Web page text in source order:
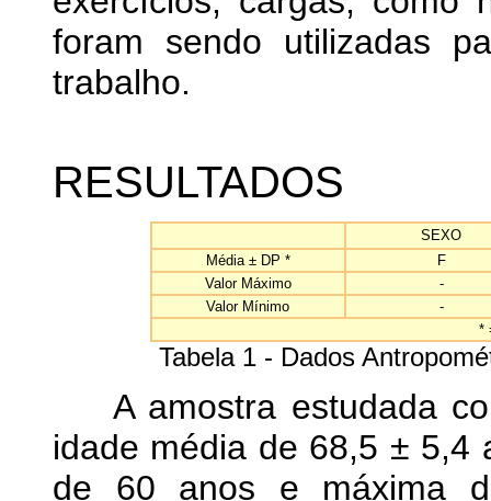
foram sendo utilizadas
trabalho.
RESULTADOS
SEXO
Média ± DP *
F
Valor Máximo
-
Valor Mínimo
-
*
Tabela 1 - Dados
A amostra estudada
idade média de 68,5 ± 5,4
de 60 anos e máxima